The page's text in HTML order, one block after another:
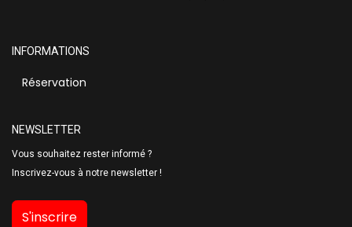
INFORMATIONS
Réservation
NEWSLETTER
Vous souhaitez rester informé ?
Inscrivez-vous à notre newsletter !
S'inscrire